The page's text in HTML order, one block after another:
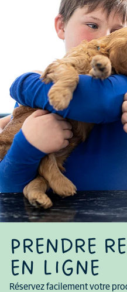
PRENDRE
EN LIGNE
Réservez facilement votre